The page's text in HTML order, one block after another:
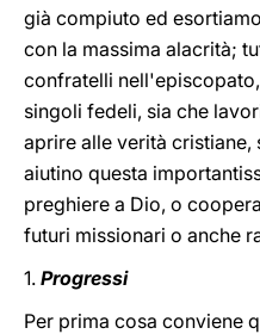
già compiuto ed
con la massima alacrità;
confratelli
singoli fedeli, sia che
aprire alle verità
aiutino questa
preghiere a Dio, o
futuri missionari o anche
1. Progressi
Per prima cosa conviene